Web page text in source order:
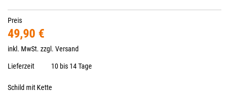
Preis
49,90 €
inkl. MwSt. zzgl. Versand
Lieferzeit 10 bis 14 Tage
Schild mit Kette